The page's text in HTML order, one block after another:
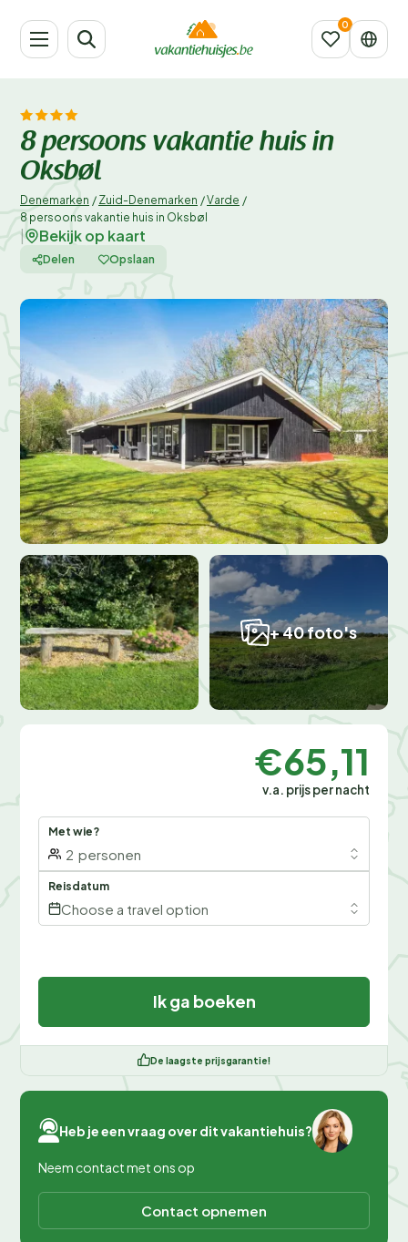
8 persoons vakantie huis in
Oksbøl
Denemarken / Zuid-Denemarken /Varde /
8 persoons vakantie huis in Oksbøl
Bekijk op kaart
Delen Opslaan
+ 40 foto's
€65,11
v.a. prijs per nacht
Met wie?
2 personen
Reisdatum
Choose a travel option
Ik ga boeken
De laagste prijsgarantie!
Heb je een vraag over dit vakantiehuis?
Neem contact met ons op
Contact opnemen